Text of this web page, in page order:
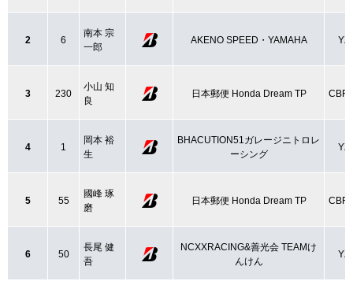
2 6
南本 宗
一郎
AKENO SPEED・YAMAHA
3 230
小山 知
良
日本郵便 Honda Dream TP
4 1
岡本 裕
生
BHACUTION51ガレージニトロレ
ーシング
5 55
國峰 琢
磨
日本郵便 Honda Dream TP
6 50
長尾 健
吾
NCXXRACING&善光会 TEAMけ
んけん